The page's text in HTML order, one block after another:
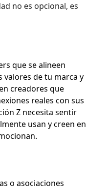
no es opcional, es
que se alineen
valores de tu marca y
creadores que
reales con sus
Z necesita sentir
usan y creen en
o asociaciones